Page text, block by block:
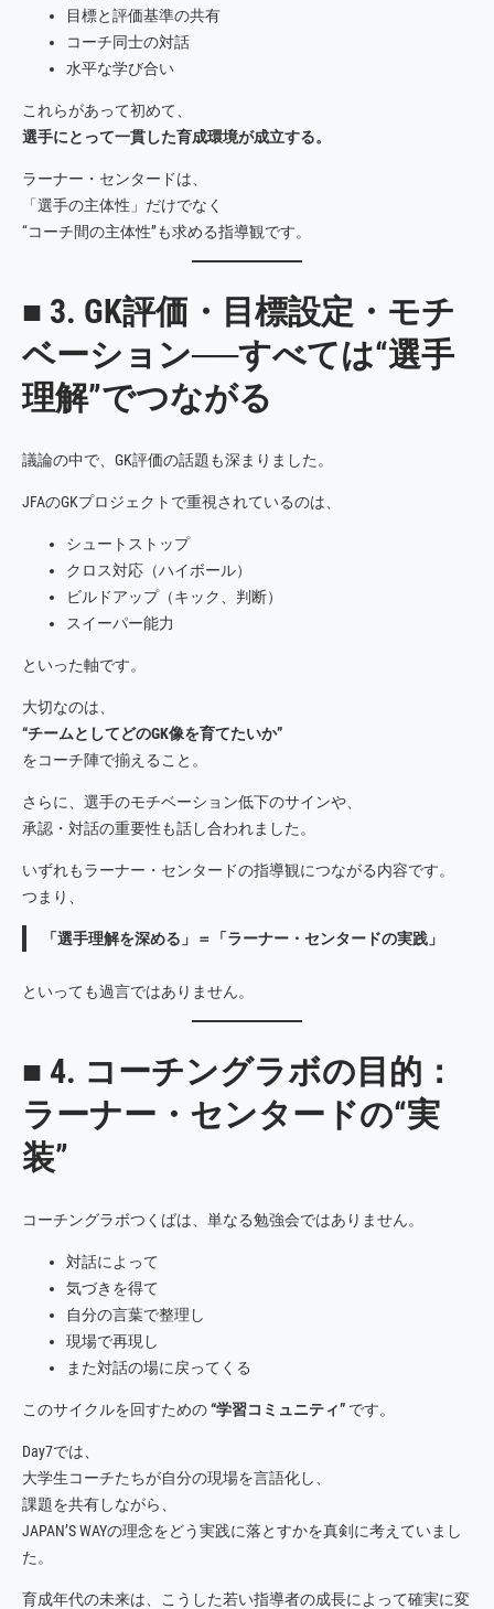
目標と評価基準の共有
コーチ同士の対話
水平な学び合い
これらがあって初めて、
選手にとって一貫した育成環境が成立する。
ラーナー・センタードは、
「選手の主体性」だけでなく
“コーチ間の主体性”も求める指導観です。
■ 3. GK評価・目標設定・モチ
ベーション──すべては“選手
理解”でつながる
議論の中で、GK評価の話題も深まりました。
JFAのGKプロジェクトで重視されているのは、
シュートストップ
クロス対応（ハイボール）
ビルドアップ（キック、判断）
スイーパー能力
といった軸です。
大切なのは、
“チームとしてどのGK像を育てたいか”
をコーチ陣で揃えること。
さらに、選手のモチベーション低下のサインや、
承認・対話の重要性も話し合われました。
いずれもラーナー・センタードの指導観につながる内容です。
つまり、
「選手理解を深める」＝「ラーナー・センタードの実践」
といっても過言ではありません。
■ 4. コーチングラボの目的：
ラーナー・センタードの“実
装”
コーチングラボつくばは、単なる勉強会ではありません。
対話によって
気づきを得て
自分の言葉で整理し
現場で再現し
また対話の場に戻ってくる
このサイクルを回すための“学習コミュニティ” です。
Day7では、
大学生コーチたちが自分の現場を言語化し、
課題を共有しながら、
JAPAN’S WAYの理念をどう実践に落とすかを真剣に考えていまし
た。
育成年代の未来は、こうした若い指導者の成長によって確実に変